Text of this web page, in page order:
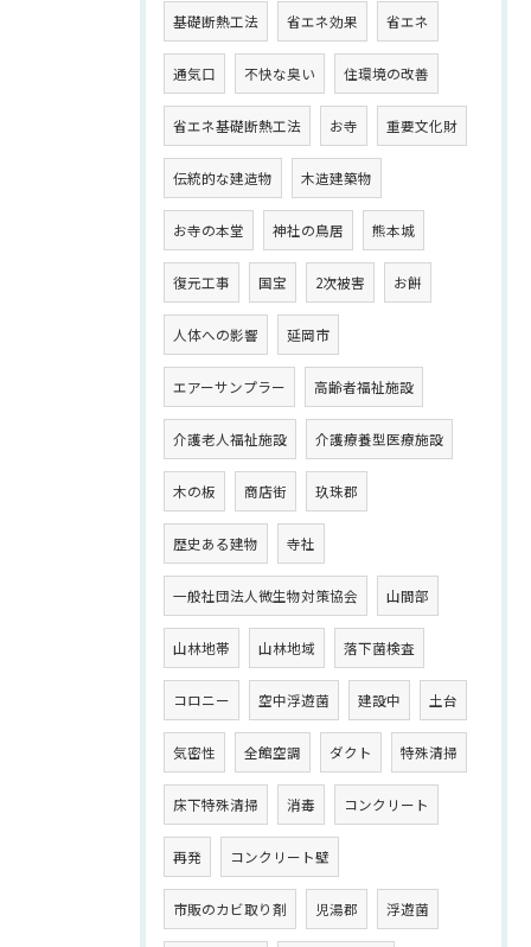
基礎断熱工法 省エネ効果 省エネ
通気口 不快な臭い 住環境の改善
省エネ基礎断熱工法 お寺 重要文化財
伝統的な建造物 木造建築物
お寺の本堂 神社の鳥居 熊本城
復元工事 国宝 2次被害 お餅
人体への影響 延岡市
エアーサンプラー 高齢者福祉施設
介護老人福祉施設 介護療養型医療施設
木の板 商店街 玖珠郡
歴史ある建物 寺社
一般社団法人微生物対策協会 山間部
山林地帯 山林地域 落下菌検査
コロニー 空中浮遊菌 建設中 土台
気密性 全館空調 ダクト 特殊清掃
床下特殊清掃 消毒 コンクリート
再発 コンクリート壁
市販のカビ取り剤 児湯郡 浮遊菌